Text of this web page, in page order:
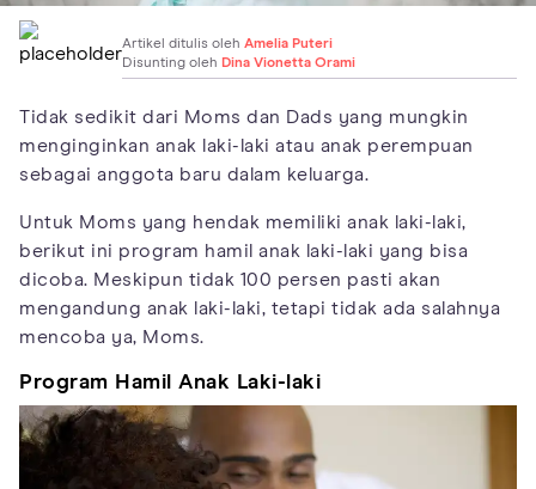
Artikel ditulis oleh Amelia Puteri
Disunting oleh Dina Vionetta Orami
Tidak sedikit dari Moms dan Dads yang mungkin
menginginkan anak laki-laki atau anak perempuan
sebagai anggota baru dalam keluarga.
Untuk Moms yang hendak memiliki anak laki-laki,
berikut ini program hamil anak laki-laki yang bisa
dicoba. Meskipun tidak 100 persen pasti akan
mengandung anak laki-laki, tetapi tidak ada salahnya
mencoba ya, Moms.
Program Hamil Anak Laki-laki